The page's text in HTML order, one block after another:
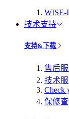
WISE-
技术支持
支持&下载
售后
技术
Check
保修